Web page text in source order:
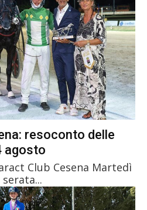
resoconto delle
agosto
Cesena Martedì